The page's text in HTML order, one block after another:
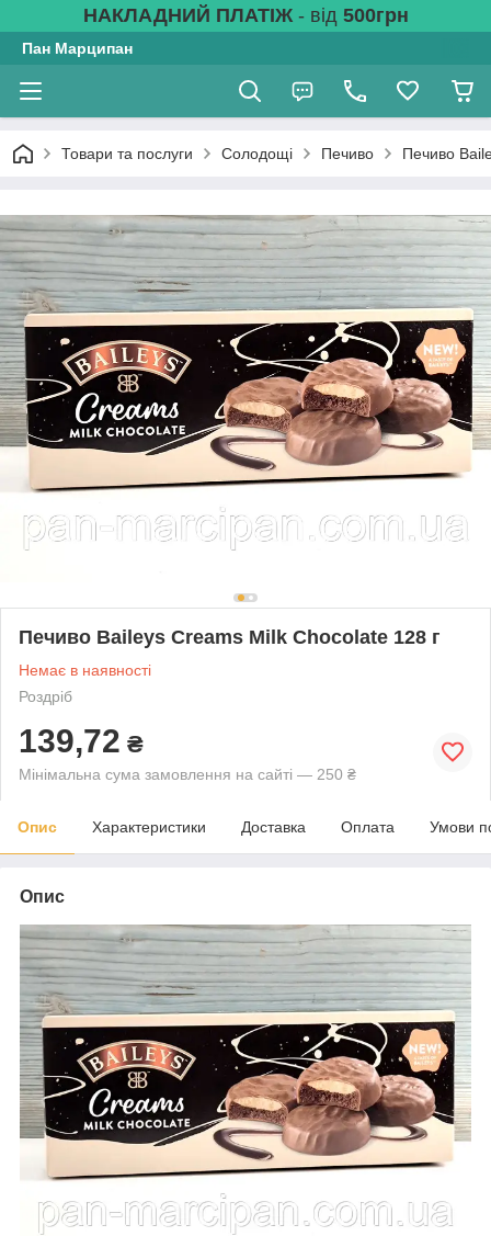
НАКЛАДНИЙ ПЛАТІЖ- від 500грн
Пан Марципан
Товари та послуги Солодощі Печиво Печиво
Печиво Baileys Creams Milk Chocolate 128 г
Немає в наявності
Роздріб
139,72 ₴
Мінімальна сума замовлення на сайті — 250 ₴
Опис Характеристики Доставка Оплата Умови
Опис